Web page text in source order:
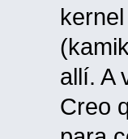
allí. A
Creo